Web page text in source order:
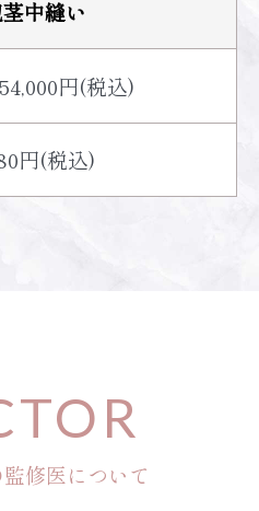
中縫い
円(税込)
円(税込)
修医について